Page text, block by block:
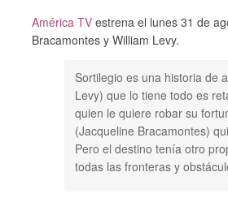
América TV estrena el lunes 31 de
Bracamontes y William Levy.
Sortilegio es una historia de
Levy) que lo tiene todo es
quien le quiere robar su
(Jacqueline Bracamontes)
Pero el destino tenía otro
todas las fronteras y